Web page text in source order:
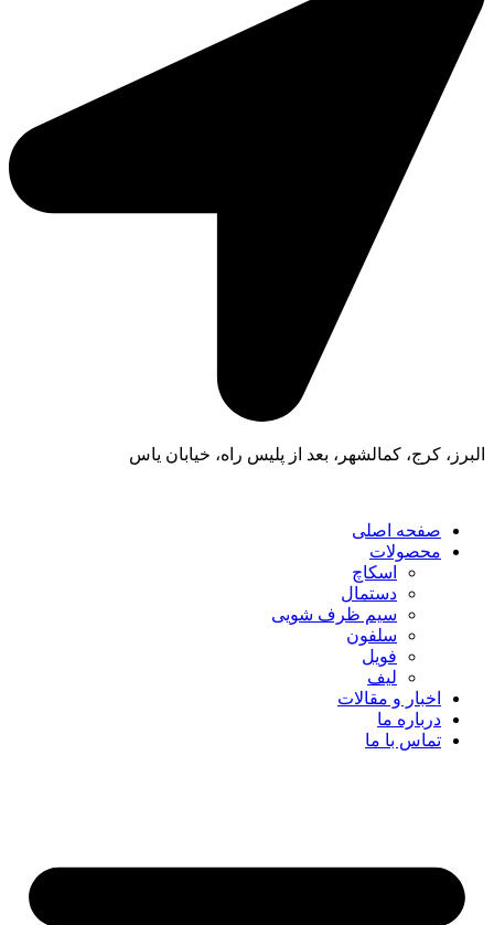
البرز، کرج، کمالشهر، بعد از پلیس راه، خیابان یاس
صفحه اصلی
محصولات
اسکاچ
دستمال
سیم ظرف شویی
سلفون
فویل
لیف
اخبار و مقالات
درباره ما
تماس با ما